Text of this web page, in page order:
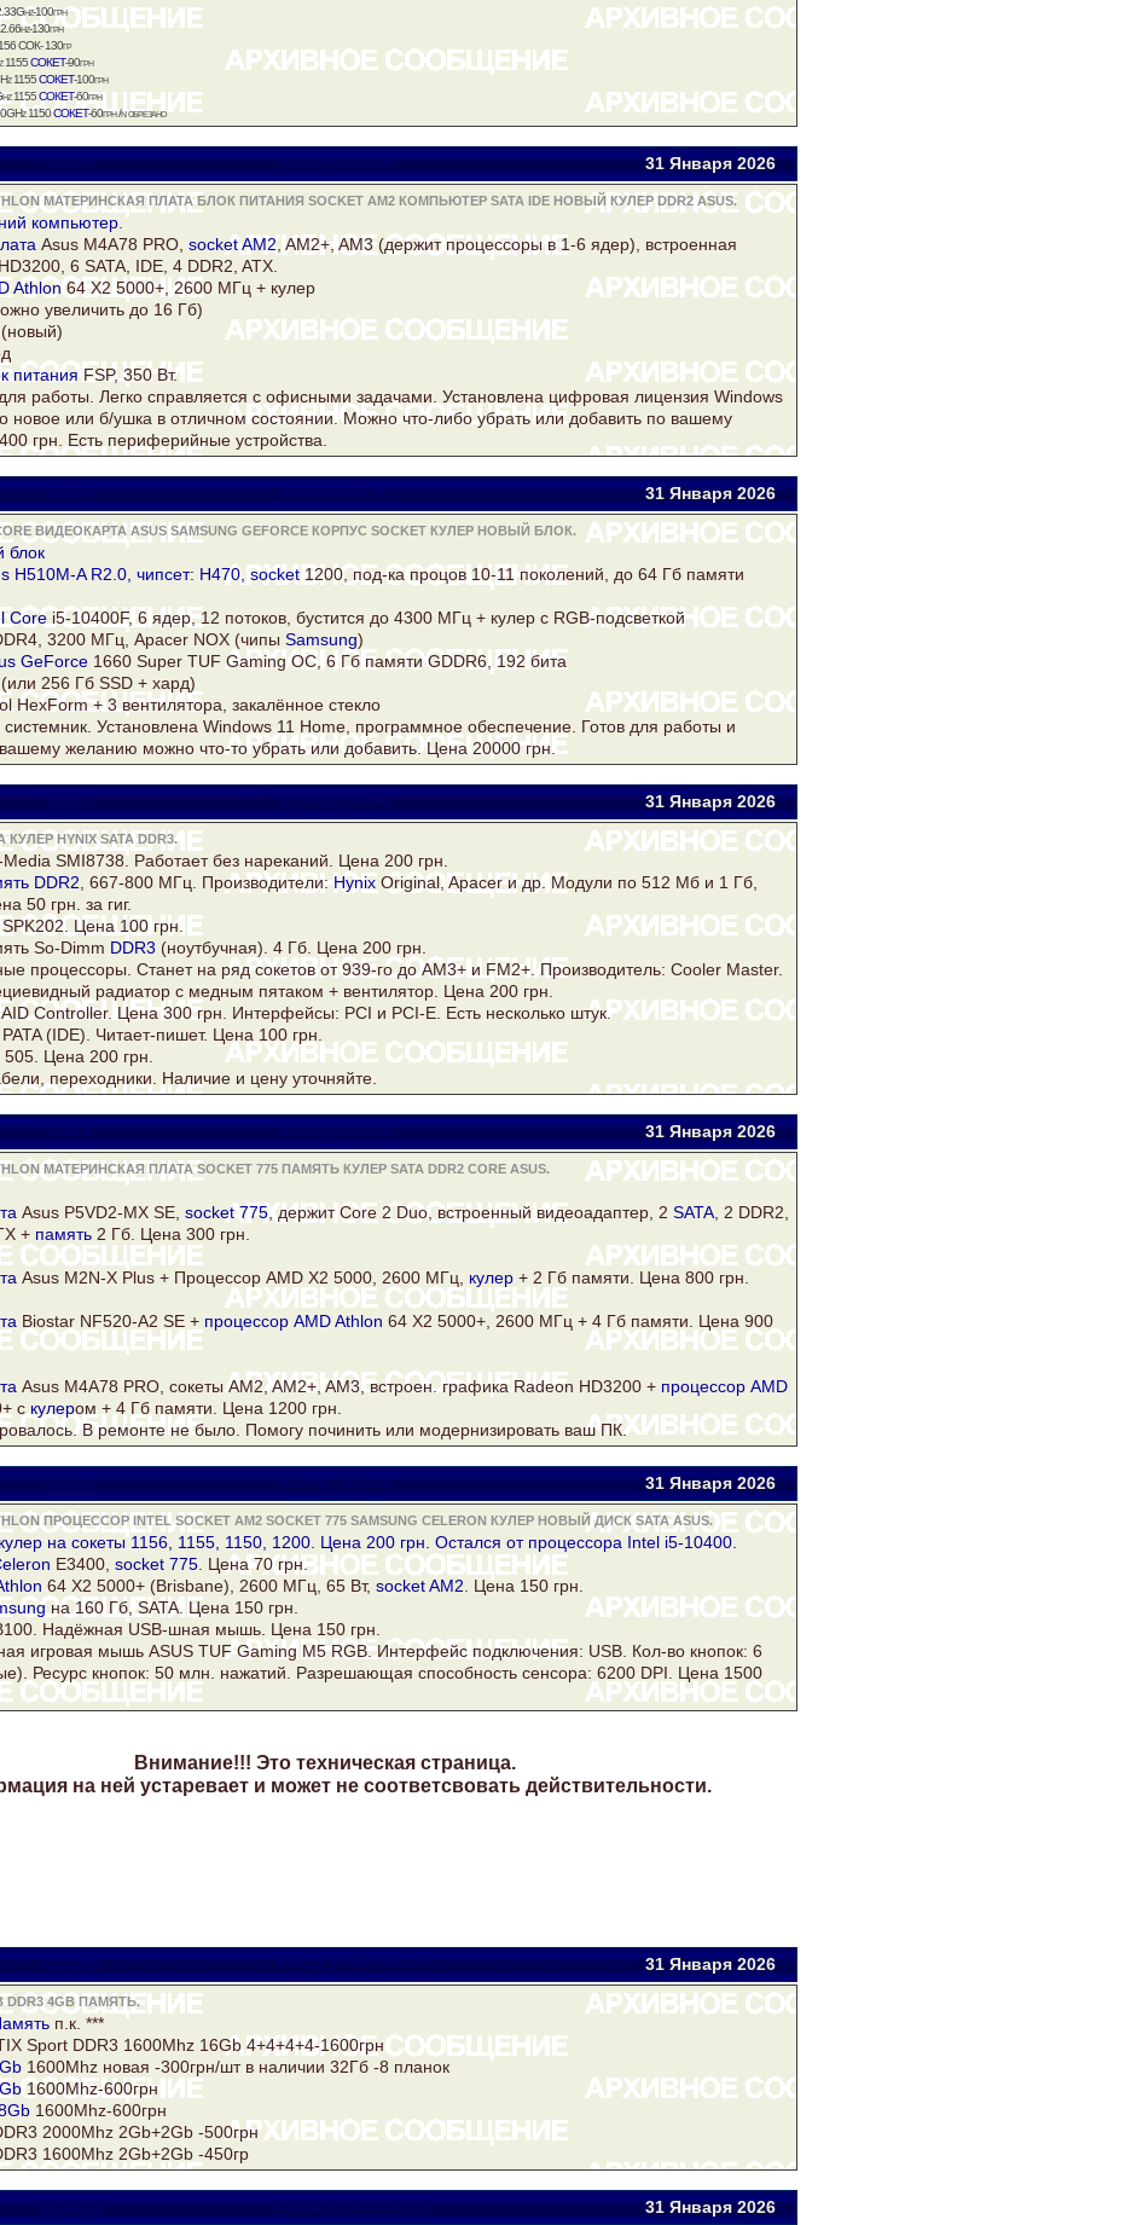
100грн
130грн
СОК- 130гр
1155сокет-90грн
1155сокет-100грн
1155сокет-60грн
1150сокет-60грн /n обрезано
Viator viatora@ukr.net 31 Января2026
МАТЕРИНСКАЯ ПЛАТА БЛОК ПИТАНИЯ SOCKET AM2 КОМПЬЮТЕР SATA IDE НОВЫЙ КУЛЕР DDR2 ASUS.
компьютер
Asus M4A78 PRO, socket AM2, AM2+, AM3 (держит процессоры в 1-6 ядер), встроенная
6 SATA, IDE, 4 DDR2 , ATX.
Athlon64 Х2 5000+, 2600 МГц + кулер
увеличить до 16 Гб)
питанияFSP, 350 Вт.
работы. Легко справляется с офисными задачами. Установлена цифровая лицензия Windows
новое или б/ушка в отличном состоянии. Можно что-либо убрать или добавить по вашему
грн. Есть периферийные устройства.
Viator viatora@ukr.net 31 Января2026
ВИДЕОКАРТА ASUS SAMSUNG GEFORCE КОРПУС SOCKET КУЛЕР НОВЫЙ БЛОК.
блок
H510M-A R2.0, чипсет: H470, socket 1200, под-ка процов 10-11 поколений, до 64 Гб памяти
Core i5-10400F, 6 ядер, 12 потоков, бустится до 4300 МГц + кулер c RGB-подсветкой
3200 МГц, Apacer NOX (чипы Samsung)
GeForce 1660 Super TUF Gaming OC, 6 Гб памяти GDDR6, 192 бита
256 Гб SSD + хард)
HexForm + 3 вентилятора, закалённое стекло
Установлена Windows 11 Home, программное обеспечение. Готов для работы и
желанию можно что-то убрать или добавить. Цена 20000 грн.
Viator viatora@ukr.net 31 Января2026
HYNIX SATA DDR3.
Media SMI8738. Работает без нареканий. Цена 200 грн.
DDR2 , 667-800 МГц. Производители:HynixOriginal, Apacer и др. Модули по 512 Мб и 1 Гб,
50 грн. за гиг.
Цена 100 грн.
So-Dimm DDR3 (ноутбучная). 4 Гб. Цена 200 грн.
процессоры. Станет на ряд сокетов от 939-го до AM3+ и FM2+. Производитель: Cooler Master.
радиатор с медным пятаком + вентилятор. Цена 200 грн.
Controller. Цена 300 грн. Интерфейсы: PCI и PCI-E. Есть несколько штук.
(IDE). Читает-пишет. Цена 100 грн.
Цена 200 грн.
переходники. Наличие и цену уточняйте.
Viator viatora@ukr.net 31 Января2026
МАТЕРИНСКАЯ ПЛАТА SOCKET 775 ПАМЯТЬ КУЛЕР SATA DDR2 CORE ASUS.
Asus P5VD2-MX SE, socket 775, держитCore 2 Duo, встроенный видеоадаптер, 2 SATA , 2 DDR2
+ память 2 Гб. Цена 300 грн.
Asus M2N-X Plus + Процессор AMD X2 5000, 2600 МГц, кулер + 2 Гб памяти. Цена 800 грн.
Biostar NF520-A2 SE + процессор AMD Athlon 64 Х2 5000+, 2600 МГц + 4 Гб памяти. Цена 900
Asus M4A78 PRO, сокеты AM2, AM2+, AM3, встроен. графика Radeon HD3200 + процессор AMD
с кулером + 4 Гб памяти. Цена 1200 грн.
В ремонте не было. Помогу починить или модернизировать ваш ПК.
Viator viatora@ukr.net 31 Января2026
ПРОЦЕССОР INTEL SOCKET AM2 SOCKET 775 SAMSUNG CELERON КУЛЕР НОВЫЙ ДИСК SATA ASUS.
кулер на сокеты 1156, 1155, 1150, 1200. Цена 200 грн. Остался от процессора Intel i5-10400.
E3400, socket 775 . Цена 70 грн.
64 Х2 5000+ (Brisbane), 2600 МГц, 65 Вт, socket AM2 . Цена 150 грн.
на 160 Гб,SATA. Цена 150 грн.
Надёжная USB-шная мышь. Цена 150 грн.
игровая мышь ASUS TUF Gaming M5 RGB. Интерфейс подключения: USB. Кол-во кнопок: 6
Ресурс кнопок: 50 млн. нажатий. Разрешающая способность сенсора: 6200 DPI. Цена 1500
Внимание!!! Это техническая страница.
на ней устаревает и может не соответсвовать действительности.
ксанти motuz.1976@mail.ru 31 Января2026
DDR3 4GB ПАМЯТЬ.
п.к. ***
Sport DDR3 1600Mhz 16Gb 4+4+4+4-1600грн
1600Mhz новая -300грн/шт в наличии 32Гб -8 планок
1600Mhz-600грн
1600Mhz-600грн
2000Mhz 2Gb+2Gb -500грн
1600Mhz 2Gb+2Gb -450гр
ксанти motuz.1976@mail.ru 31 Января2026